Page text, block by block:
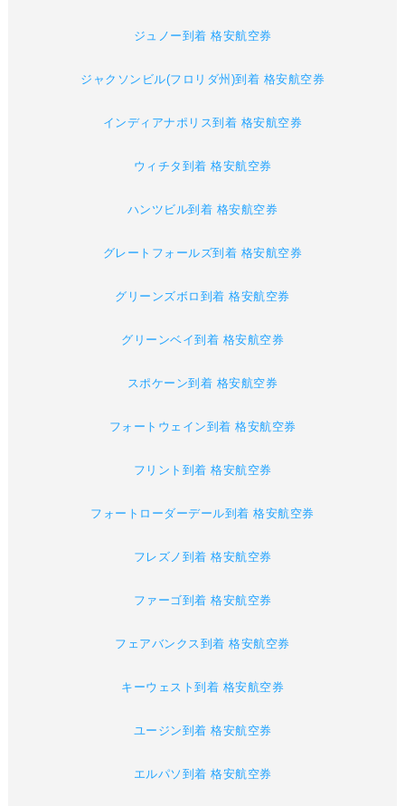
ジュノー到着 格安航空券
ジャクソンビル(フロリダ州)到着 格安航空券
インディアナポリス到着 格安航空券
ウィチタ到着 格安航空券
ハンツビル到着 格安航空券
グレートフォールズ到着 格安航空券
グリーンズボロ到着 格安航空券
グリーンベイ到着 格安航空券
スポケーン到着 格安航空券
フォートウェイン到着 格安航空券
フリント到着 格安航空券
フォートローダーデール到着 格安航空券
フレズノ到着 格安航空券
ファーゴ到着 格安航空券
フェアバンクス到着 格安航空券
キーウェスト到着 格安航空券
ユージン到着 格安航空券
エルパソ到着 格安航空券